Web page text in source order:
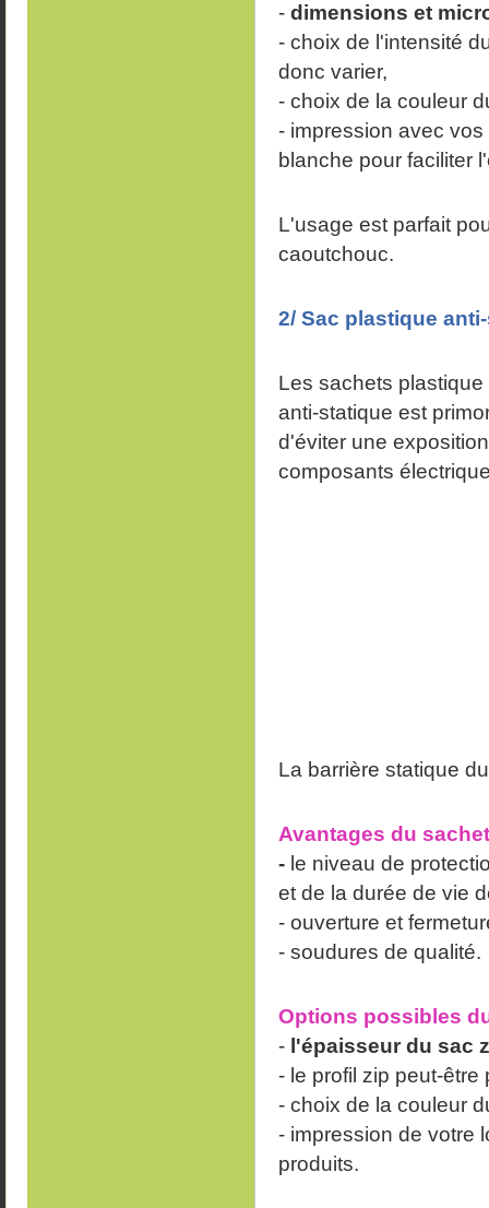
- dimensions et
- choix de l'intensité
donc varier,
- choix de la couleur
- impression avec
blanche pour faciliter
L'usage est parfait
caoutchouc.
2/ Sac plastique
Les sachets
anti-statique est
d'éviter une
composants
La barrière statique
Avantages du
- le niveau de
et de la durée de vie
- ouverture et
- soudures de qualité.
Options possibles
- l'épaisseur du sac
- le profil zip peut-
- choix de la couleur
- impression de votre
produits.